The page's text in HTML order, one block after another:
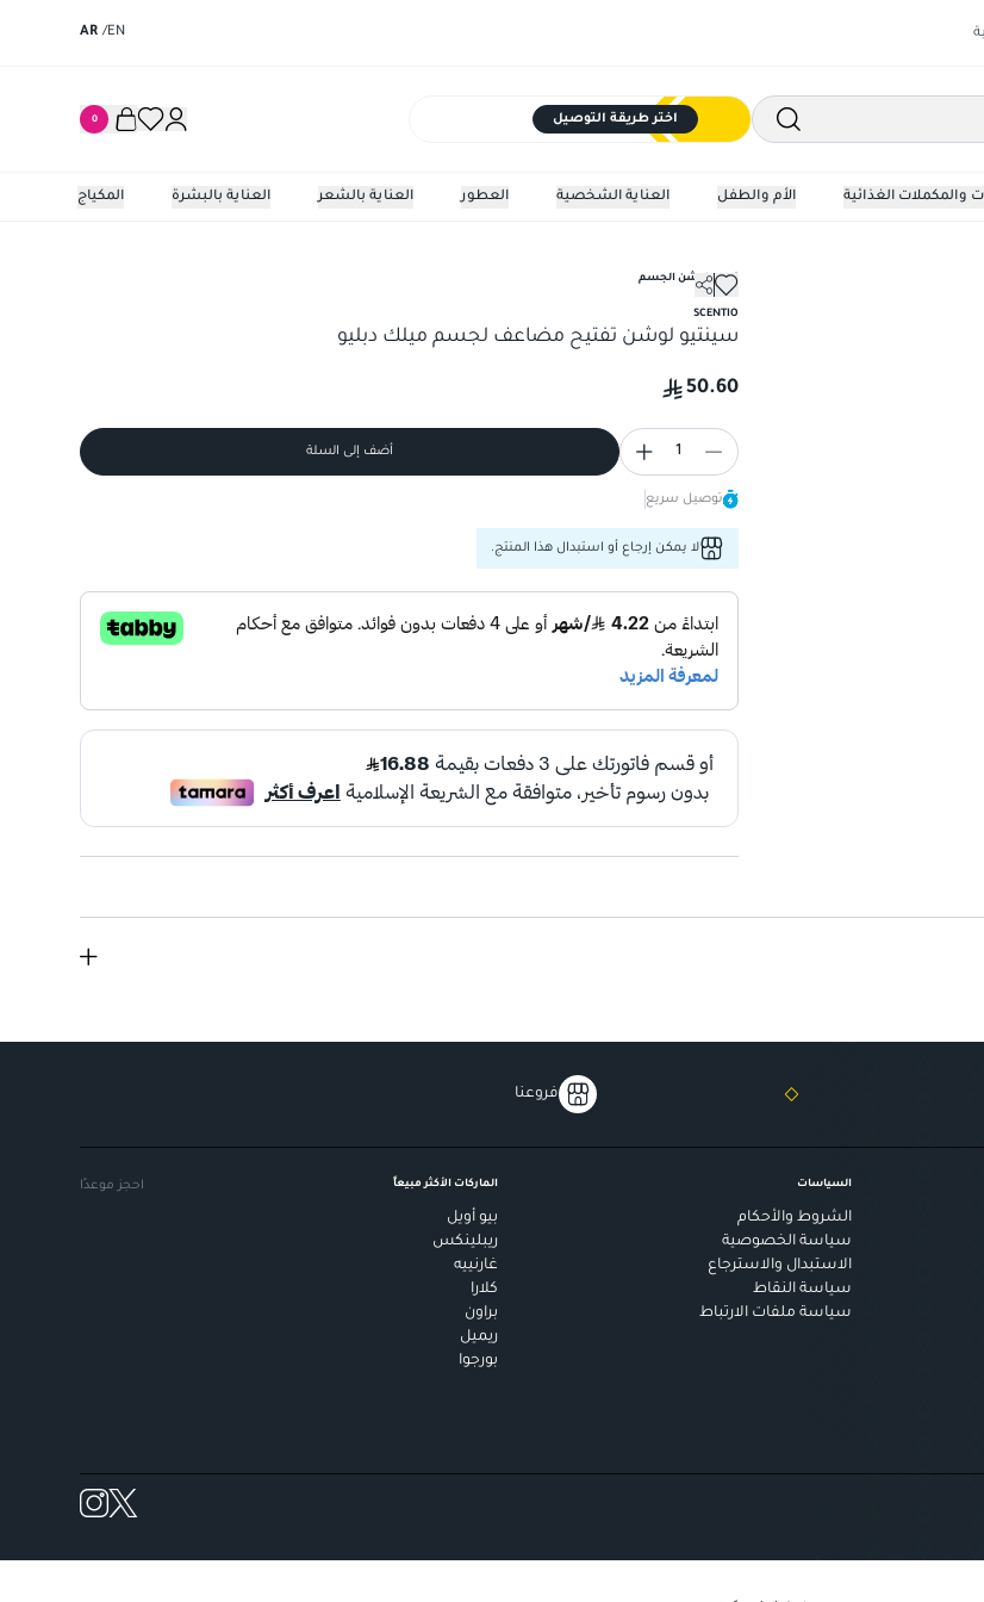
EN
/
AR
اختر طريقة التوصيل 0
المكياج العناية بالبشرة العناية بالشعر العطور العناية الشخصية الأم والطفل والمكملات الغذائية
كريم ولوشن الجسم
SCENTIO
سينتيو لوشن تفتيح مضاعف لجسم ميلك دبليو
50.60
1 أضف إلى السلة
توصيل سريع
لا يمكن إرجاع أو استبدال هذا المنتج.
فروعنا
السياسات
الشروط والأحكام
سياسة الخصوصية
الاستبدال والاسترجاع
سياسة النقاط
سياسة ملفات الارتباط
الماركات الأكثر مبيعاً
بيو أويل
ريبلينكس
غارنييه
كلارا
براون
ريميل
بورجوا
احجز موعدًا